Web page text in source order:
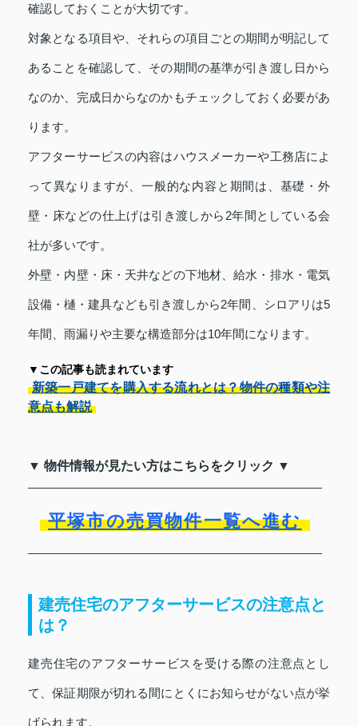
確認しておくことが大切です。
対象となる項目や、それらの項目ごとの期間が明記して
あることを確認して、その期間の基準が引き渡し日から
なのか、完成日からなのかもチェックしておく必要があ
ります。
アフターサービスの内容はハウスメーカーや工務店によ
って異なりますが、一般的な内容と期間は、基礎・外
壁・床などの仕上げは引き渡しから2年間としている会
社が多いです。
外壁・内壁・床・天井などの下地材、給水・排水・電気
設備・樋・建具なども引き渡しから2年間、シロアリは5
年間、雨漏りや主要な構造部分は10年間になります。
▼この記事も読まれています
新築一戸建てを購入する流れとは？物件の種類や注
意点も解説
▼ 物件情報が見たい方はこちらをクリック ▼
平塚市の売買物件一覧へ進む
建売住宅のアフターサービスの注意点と
は？
建売住宅のアフターサービスを受ける際の注意点とし
て、保証期限が切れる間にとくにお知らせがない点が挙
げられます。